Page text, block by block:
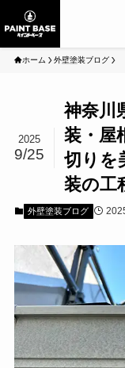
ホーム 外壁塗装ブログ
神奈川
装・屋
切りを
装の工
2025
9/25
外壁塗装ブログ